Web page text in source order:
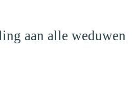
aan alle weduwen